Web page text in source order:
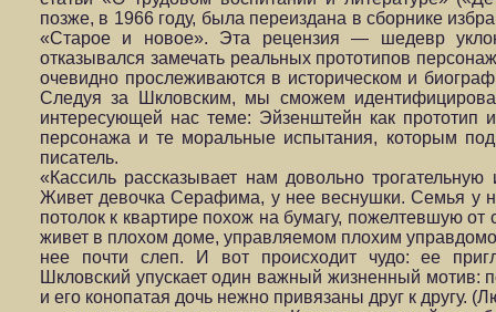
позже, в 1966 году, была переиздана в сборнике
«Старое и новое». Эта рецензия — шедевр
отказывался замечать реальных прототипов
очевидно прослеживаются в историческом и
Следуя за Шкловским, мы сможем
интересующей нас теме: Эйзенштейн как прототип
персонажа и те моральные испытания, которым
писатель.
«Кассиль рассказывает нам довольно
Живет девочка Серафима, у нее веснушки. Семья у
потолок к квартире похож на бумагу, пожелтевшую
живет в плохом доме, управляемом плохим
нее почти слеп. И вот происходит чудо: ее
Шкловский упускает один важный жизненный мотив:
и его конопатая дочь нежно привязаны друг к другу.